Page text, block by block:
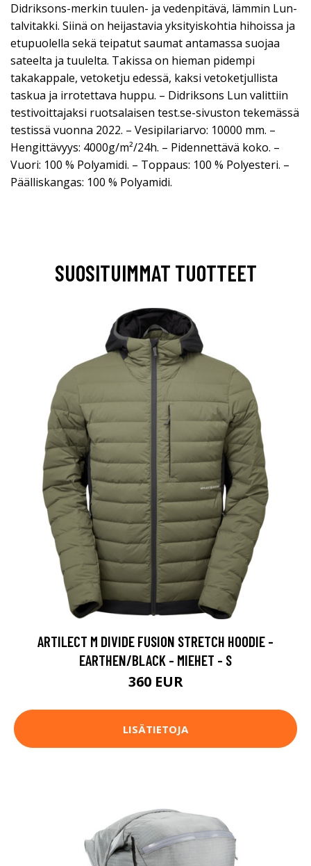
Didriksons-merkin tuulen- ja vedenpitävä, lämmin Lun-
talvitakki. Siinä on heijastavia yksityiskohtia hihoissa ja
etupuolella sekä teipatut saumat antamassa suojaa
sateelta ja tuulelta. Takissa on hieman pidempi
takakappale, vetoketju edessä, kaksi vetoketjullista
taskua ja irrotettava huppu. – Didriksons Lun valittiin
testivoittajaksi ruotsalaisen test.se-sivuston tekemässä
testissä vuonna 2022. – Vesipilariarvo: 10000 mm. –
Hengittävyys: 4000g/m²/24h. – Pidennettävä koko. –
Vuori: 100 % Polyamidi. – Toppaus: 100 % Polyesteri. –
Päälliskangas: 100 % Polyamidi.
SUOSITUIMMAT TUOTTEET
ARTILECT M DIVIDE FUSION STRETCH HOODIE -
EARTHEN/BLACK - MIEHET - S
360 EUR
LISÄTIETOJA